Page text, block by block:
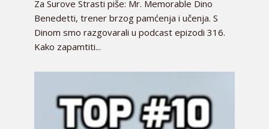
Za Surove Strasti piše: Mr. Memorable Dino
Benedetti, trener brzog pamćenja i učenja. S
Dinom smo razgovarali u podcast epizodi 316.
Kako zapamtiti...